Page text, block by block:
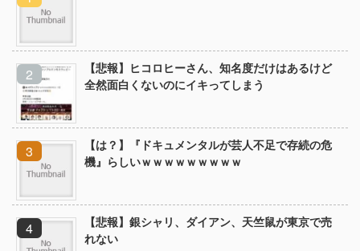
【悲報】ヒコロヒーさん、知名度だけはあるけど
全然面白くないのにイキってしまう
【は？】『ドキュメンタルが芸人不足で存続の危
機』らしいｗｗｗｗｗｗｗｗｗ
【悲報】銀シャリ、ダイアン、天竺鼠が東京で売
れない